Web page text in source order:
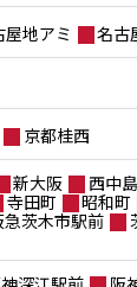
屋地アミ 名古
京都桂西
新大阪 西中
寺田町 昭和町
急茨木市駅前